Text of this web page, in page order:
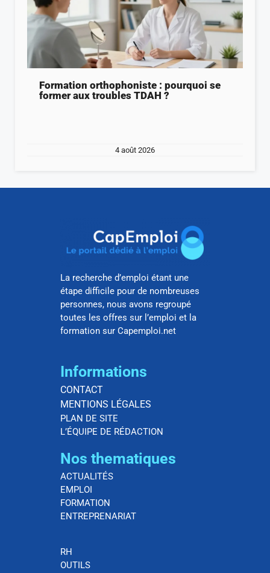
Formation orthophoniste : pourquoi se
former aux troubles TDAH ?
4 août 2026
La recherche d’emploi étant une
étape difficile pour de nombreuses
personnes, nous avons regroupé
toutes les offres sur l’emploi et la
formation sur Capemploi.net
Informations
CONTACT
MENTIONS LÉGALES
PLAN DE SITE
L’ÉQUIPE DE RÉDACTION
Nos thematiques
ACTUALITÉS
EMPLOI
FORMATION
ENTREPRENARIAT
RH
OUTILS